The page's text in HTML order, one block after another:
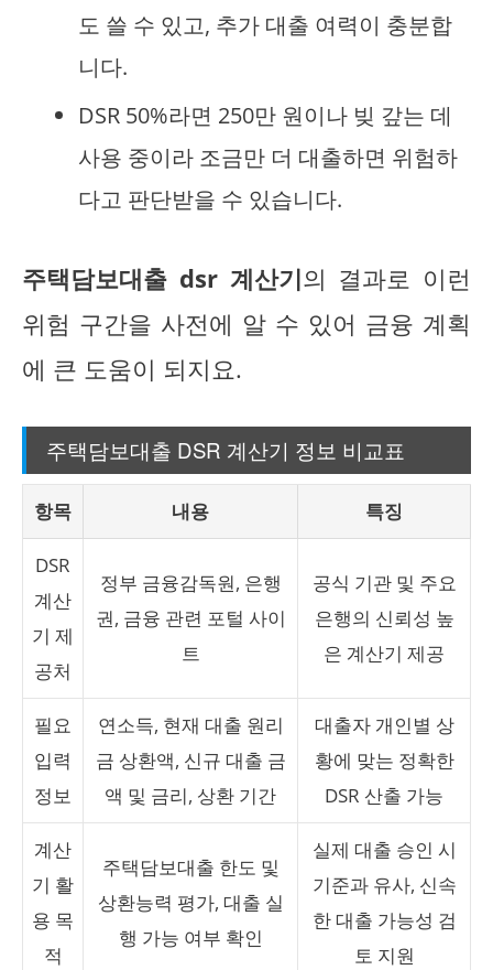
도 쓸 수 있고, 추가 대출 여력이 충분합
니다.
DSR 50%라면 250만 원이나 빚 갚는 데
사용 중이라 조금만 더 대출하면 위험하
다고 판단받을 수 있습니다.
주택담보대출 dsr 계산기의 결과로 이런
위험 구간을 사전에 알 수 있어 금융 계획
에 큰 도움이 되지요.
주택담보대출 DSR 계산기 정보 비교표
항목 내용 특징
DSR
계산
기 제
공처
정부 금융감독원, 은행
권, 금융 관련 포털 사이
트
공식 기관 및 주요
은행의 신뢰성 높
은 계산기 제공
필요
입력
정보
연소득, 현재 대출 원리
금 상환액, 신규 대출 금
액 및 금리, 상환 기간
대출자 개인별 상
황에 맞는 정확한
DSR 산출 가능
계산
기 활
용 목
적
주택담보대출 한도 및
상환능력 평가, 대출 실
행 가능 여부 확인
실제 대출 승인 시
기준과 유사, 신속
한 대출 가능성 검
토 지원